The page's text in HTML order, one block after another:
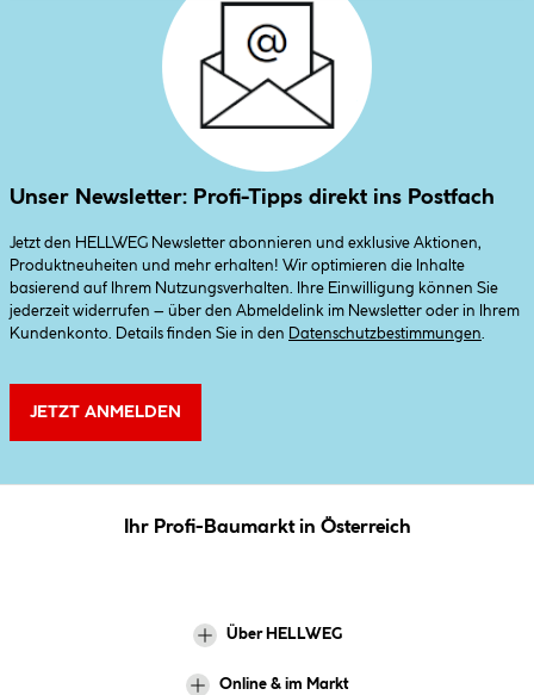
Unser Newsletter: Profi-Tipps direkt ins Postfach
Jetzt den HELLWEG Newsletter abonnieren und exklusive Aktionen,
Produktneuheiten und mehr erhalten! Wir optimieren die Inhalte
basierend auf Ihrem Nutzungsverhalten. Ihre Einwilligung können Sie
jederzeit widerrufen – über den Abmeldelink im Newsletter oder in Ihrem
Kundenkonto. Details finden Sie in den
Datenschutzbestimmungen
JETZT ANMELDEN
Ihr Profi-Baumarkt in Österreich
Über HELLWEG
Online & im Markt